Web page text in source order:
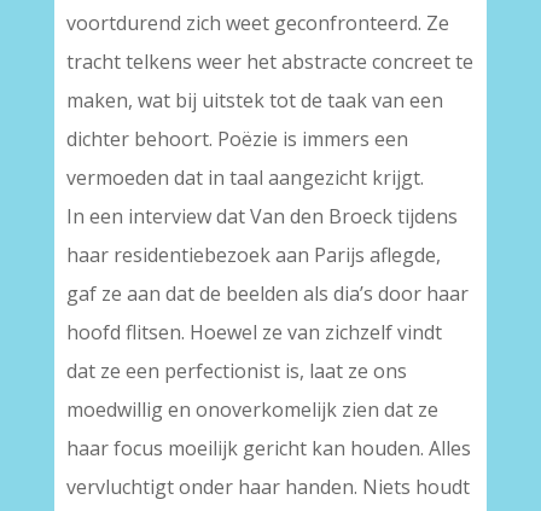
voortdurend zich weet geconfronteerd. Ze
tracht telkens weer het abstracte concreet te
maken, wat bij uitstek tot de taak van een
dichter behoort. Poëzie is immers een
vermoeden dat in taal aangezicht krijgt.
In een interview dat Van den Broeck tijdens
haar residentiebezoek aan Parijs aflegde,
gaf ze aan dat de beelden als dia’s door haar
hoofd flitsen. Hoewel ze van zichzelf vindt
dat ze een perfectionist is, laat ze ons
moedwillig en onoverkomelijk zien dat ze
haar focus moeilijk gericht kan houden. Alles
vervluchtigt onder haar handen. Niets houdt